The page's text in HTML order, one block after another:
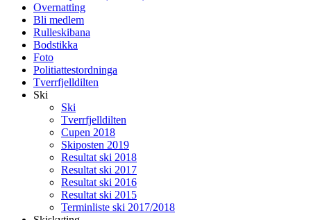
Overnatting
Bli medlem
Rulleskibana
Bodstikka
Foto
Politiattestordninga
Tverrfjelldilten
Ski
Ski
Tverrfjelldilten
Cupen 2018
Skiposten 2019
Resultat ski 2018
Resultat ski 2017
Resultat ski 2016
Resultat ski 2015
Terminliste ski 2017/2018